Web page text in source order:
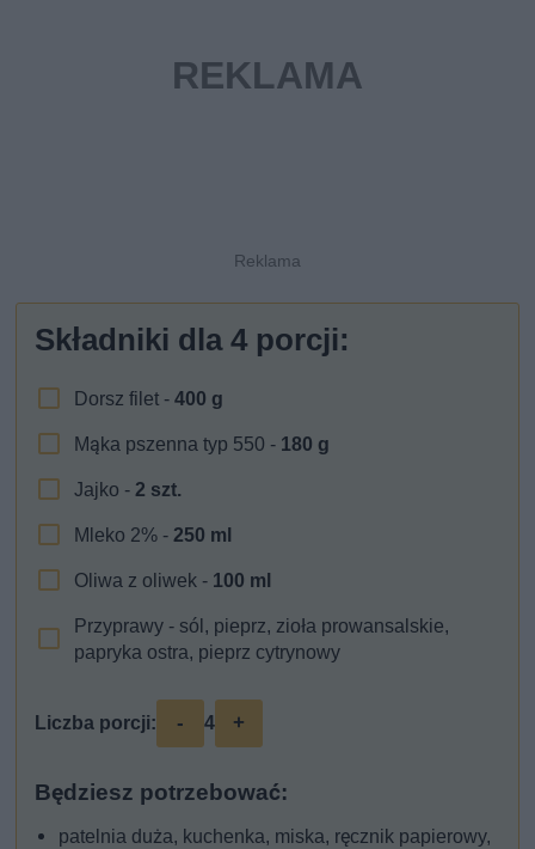
Składniki dla4 porcji:
Dorsz filet -400 g
Mąka pszenna typ 550 - 180 g
Jajko -2 szt.
Mleko 2% -250 ml
Oliwa z oliwek - 100 ml
Przyprawy - sól, pieprz, zioła prowansalskie,
papryka ostra, pieprz cytrynowy
Liczba porcji: - 4 +
Będziesz potrzebować:
patelnia duża, kuchenka, miska, ręcznik papierowy,